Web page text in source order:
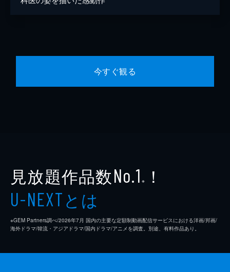
今すぐ観る
見放題作品数No.1 ※ ！
U-NEXTとは
※GEM Partners調べ/2026年7⽉ 国内の主要な定額制動画配信サービスにおける洋画/邦画/
海外ドラマ/韓流・アジアドラマ/国内ドラマ/アニメを調査。別途、有料作品あり。